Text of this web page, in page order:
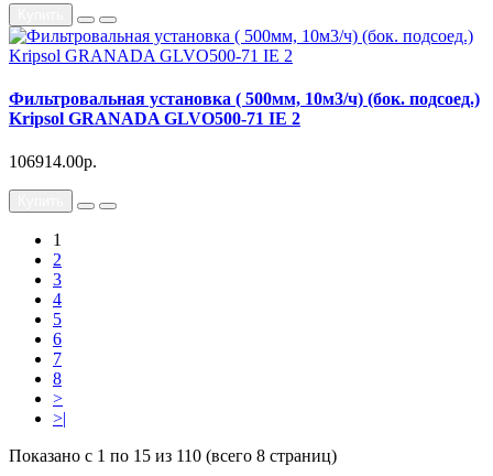
Фильтровальная установка ( 500мм, 10м3/ч) (бок. подсоед.)
Kripsol GRANADA GLVO500-71 IE 2
106914.00р.
1
2
3
4
5
6
7
8
>
>|
Показано с 1 по 15 из 110 (всего 8 страниц)